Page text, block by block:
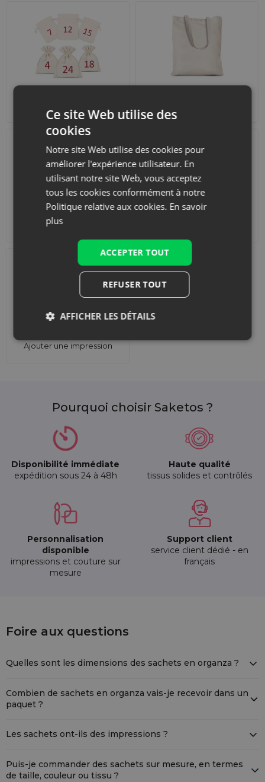
Accessoires et
décorations
Ajouter une impression
Pourquoi choisir Saketos ?
Disponibilité immédiate
expédition sous 24 à 48h
Haute qualité
tissus solides et contrôlés
Personnalisation
disponible
impressions et couture sur
mesure
Support client
service client dédié - en
français
10 pièces Sacs en organza 15 x 20 cm -
Foire aux questions
Quelles sont les dimensions des sachets en organza ?
peut entraîner une variation de taille de +/- 1 cm.
Combien de sachets en organza vais-je recevoir dans un
paquet ?
Les sachets ont-ils des impressions ?
Puis-je commander des sachets sur mesure, en termes
de taille, couleur ou tissu ?
Ce site Web utilise des
cookies
Notre site Web utilise des cookies pour
améliorer l'expérience utilisateur. En
utilisant notre site Web, vous acceptez
tous les cookies conformément à notre
Politique relative aux cookies. En savoir
plus
ACCEPTER TOUT
REFUSER TOUT
AFFICHER LES DÉTAILS